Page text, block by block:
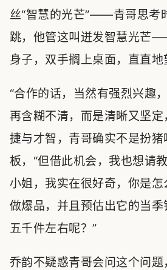
丝“智慧的光芒”——青哥思考
跳，他管这叫迸发智慧光芒
身子，双手搁上桌面，直直地
“合作的话，当然有强烈兴趣
再含糊不清，而是清晰又坚
捷与才智，青哥确实不是扮
板，“但借此机会，我也想
小姐，我实在很好奇，你是
做爆品，并且预估出它的当
五千件左右呢？”
乔韵不疑惑青哥会问这个问题